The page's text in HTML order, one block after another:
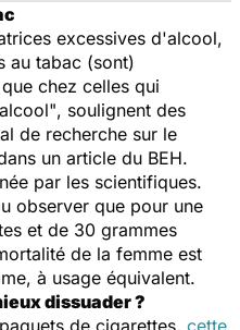
excessives d'alcool,
au tabac (sont)
chez celles qui
, soulignent des
de recherche sur le
un article du BEH.
par les scientifiques.
observer que pour une
et de 30 grammes
de la femme est
à usage équivalent.
dissuader ?
de cigarettes, cette